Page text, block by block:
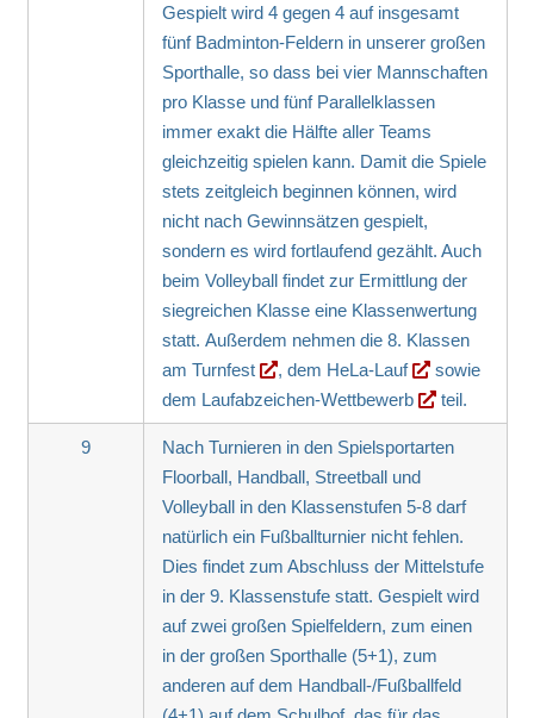
Gespielt wird 4 gegen 4 auf insgesamt
fünf Badminton-Feldern in unserer großen
Sporthalle, so dass bei vier Mannschaften
pro Klasse und fünf Parallelklassen
immer exakt die Hälfte aller Teams
gleichzeitig spielen kann. Damit die Spiele
stets zeitgleich beginnen können, wird
nicht nach Gewinnsätzen gespielt,
sondern es wird fortlaufend gezählt. Auch
beim Volleyball findet zur Ermittlung der
siegreichen Klasse eine Klassenwertung
statt. Außerdem nehmen die 8. Klassen
am Turnfest , dem HeLa-Lauf
sowie
dem Laufabzeichen-Wettbewerb teil.
9
Nach Turnieren in den Spielsportarten
Floorball, Handball, Streetball und
Volleyball in den Klassenstufen 5-8 darf
natürlich ein Fußballturnier nicht fehlen.
Dies findet zum Abschluss der Mittelstufe
in der 9. Klassenstufe statt. Gespielt wird
auf zwei großen Spielfeldern, zum einen
in der großen Sporthalle (5+1), zum
anderen auf dem Handball-/Fußballfeld